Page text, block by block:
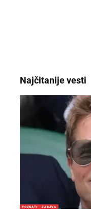
Najčitanije vesti
POZNATI ZABAVA